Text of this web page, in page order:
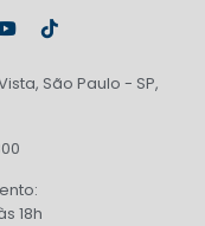
São Paulo - SP,
18h